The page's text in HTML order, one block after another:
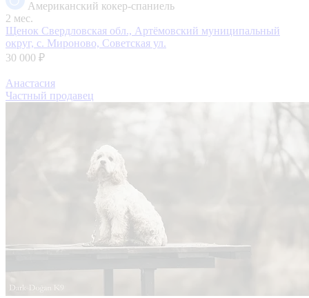
Американский кокер-спаниель
2 мес.
Щенок Свердловская обл., Артёмовский муниципальный
округ, с. Мироново, Советская ул.
30 000 ₽
Анастасия
Частный продавец